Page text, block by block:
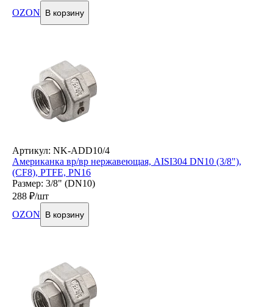
OZON
В корзину
Артикул: NK-ADD10/4
Американка вр/вр нержавеющая, AISI304 DN10 (3/8"),
(CF8), PTFE, PN16
Размер: 3/8" (DN10)
288 ₽/шт
OZON
В корзину